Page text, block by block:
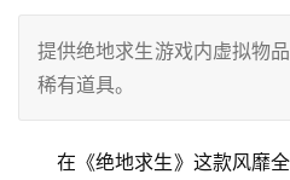
提供绝地求生游戏内虚拟物
稀有道具。
在《绝地求生》这款风靡